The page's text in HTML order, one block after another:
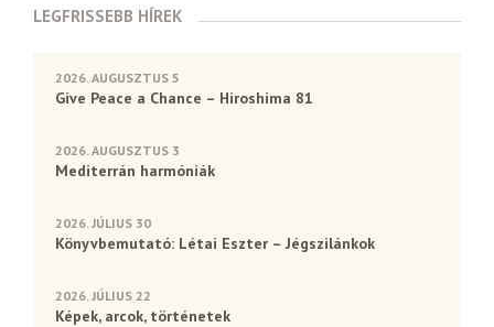
LEGFRISSEBB HÍREK
2026. AUGUSZTUS 5
Give Peace a Chance – Hiroshima 81
2026. AUGUSZTUS 3
Mediterrán harmóniák
2026. JÚLIUS 30
Könyvbemutató: Létai Eszter – Jégszilánkok
2026. JÚLIUS 22
Képek, arcok, történetek